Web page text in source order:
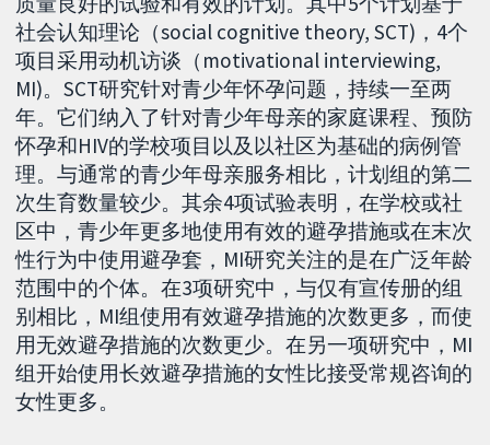
社会认知理论（social cognitive theory, SCT)，4个
项目采用动机访谈（motivational interviewing,
MI)。SCT研究针对青少年怀孕问题，持续一至两
年。它们纳入了针对青少年母亲的家庭课程、预防
怀孕和HIV的学校项目以及以社区为基础的病例管
理。与通常的青少年母亲服务相比，计划组的第二
次生育数量较少。其余4项试验表明，在学校或社
区中，青少年更多地使用有效的避孕措施或在末次
性行为中使用避孕套，MI研究关注的是在广泛年龄
范围中的个体。在3项研究中，与仅有宣传册的组
别相比，MI组使用有效避孕措施的次数更多，而使
用无效避孕措施的次数更少。在另一项研究中，MI
组开始使用长效避孕措施的女性比接受常规咨询的
女性更多。